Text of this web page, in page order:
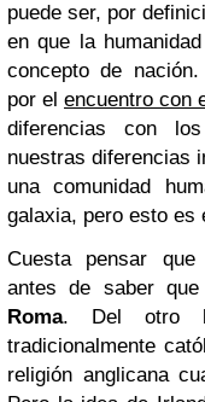
puede ser, por
en que la
concepto de
por el encuentro con
diferencias con
nuestras diferencias
una comunidad
galaxia, pero esto es
Cuesta pensar
antes de saber
Roma. Del otro
tradicionalmente
religión anglicana